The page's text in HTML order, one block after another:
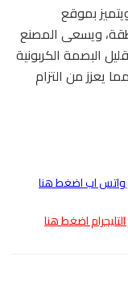
متر مربع ويتميز بموقع
ويسعى المصنع
البصمة الكربونية
يعزز من التزام
واتس اب اضغط هنا
اضغط هنا